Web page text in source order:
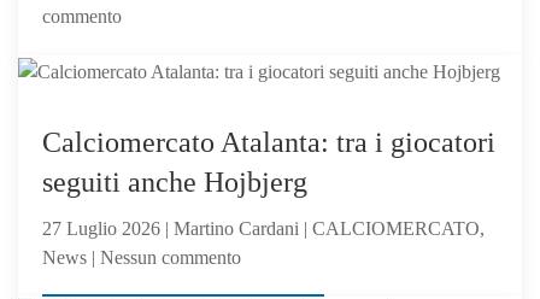
ci
creduto
commentosu
Under
Girone
B
Calciomercato Atalanta: tra i giocatori
seguiti anche Hojbjerg
27 Luglio 2026 | Martino Cardani | CALCIOMERCATO,
News | Nessun commentosu